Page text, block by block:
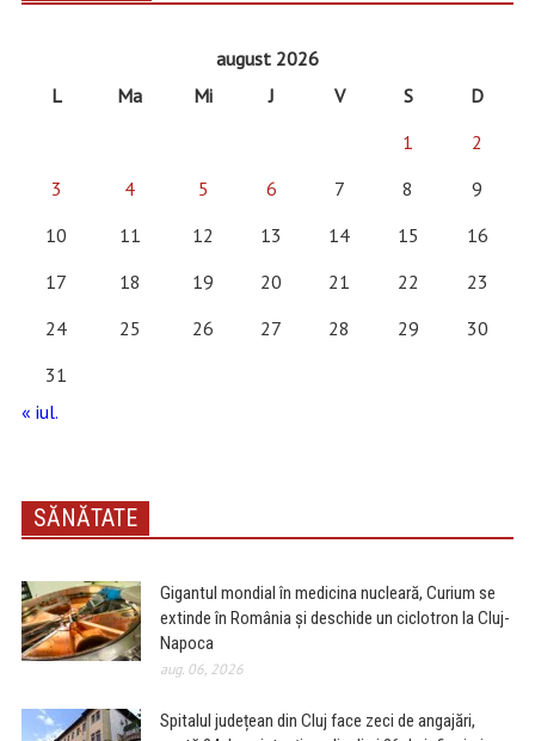
august 2026
L
Ma Mi J V S
D
1
2
3
4 5 6 7 8
9
10
11 12 13 14 15
16
17
18 19 20 21 22
23
24
25 26 27 28 29
30
31
« iul.
SĂNĂTATE
Gigantul mondial în medicina nucleară, Curium se
extinde în România și deschide un ciclotron la Cluj-
Napoca
aug. 06, 2026
Spitalul județean din Cluj face zeci de angajări,